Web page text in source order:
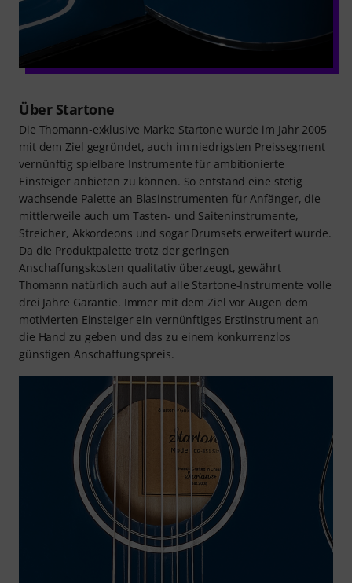
Über Startone
Die Thomann-exklusive Marke Startone wurde im Jahr 2005
mit dem Ziel gegründet, auch im niedrigsten Preissegment
vernünftig spielbare Instrumente für ambitionierte
Einsteiger anbieten zu können. So entstand eine stetig
wachsende Palette an Blasinstrumenten für Anfänger, die
mittlerweile auch um Tasten- und Saiteninstrumente,
Streicher, Akkordeons und sogar Drumsets erweitert wurde.
Da die Produktpalette trotz der geringen
Anschaffungskosten qualitativ überzeugt, gewährt
Thomann natürlich auch auf alle Startone-Instrumente volle
drei Jahre Garantie. Immer mit dem Ziel vor Augen dem
motivierten Einsteiger ein vernünftiges Erstinstrument an
die Hand zu geben und das zu einem konkurrenzlos
günstigen Anschaffungspreis.